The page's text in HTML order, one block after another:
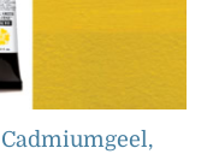
Cadmiumgeel,